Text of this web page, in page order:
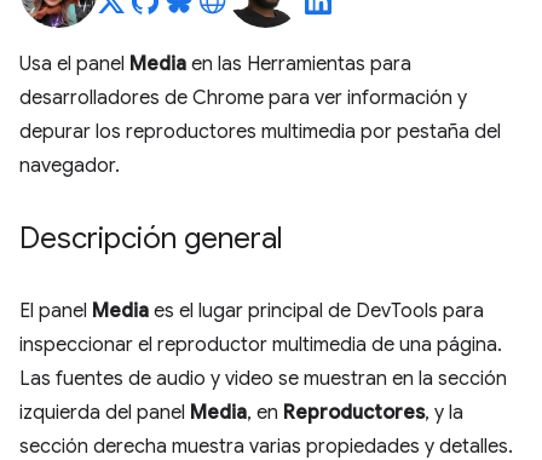
Usa el panel Media en las Herramientas para
desarrolladores de Chrome para ver información y
depurar los reproductores multimedia por pestaña del
navegador.
Descripción general
El panel Media es el lugar principal de DevTools para
inspeccionar el reproductor multimedia de una página.
Las fuentes de audio y video se muestran en la sección
izquierda del panel Media, en Reproductores, y la
sección derecha muestra varias propiedades y detalles.